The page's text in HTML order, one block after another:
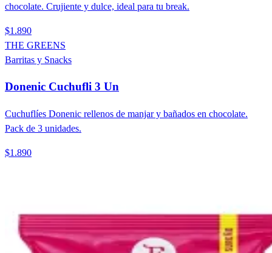
chocolate. Crujiente y dulce, ideal para tu break.
$1.890
THE GREENS
Barritas y Snacks
Donenic Cuchufli 3 Un
Cuchuflíes Donenic rellenos de manjar y bañados en chocolate.
Pack de 3 unidades.
$1.890